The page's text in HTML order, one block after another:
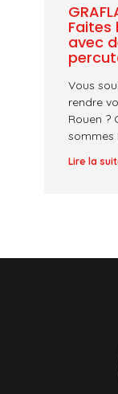
Faites
avec
Vous
rendre
Rouen ?
sommes
Lire la